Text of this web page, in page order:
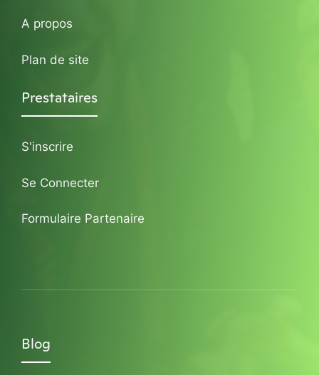
A propos
Plan de site
Prestataires
S'inscrire
Se Connecter
Formulaire Partenaire
Blog